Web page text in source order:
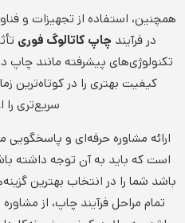
همچنین، استفاده از تجهیزات و
در فرآیندچاپ کاتالوگ فوری
تکنولوژی‌های پیشرفته مانند چاپ
کیفیت بهتری را در کوتاه‌ترین
سریع‌تری را
ارائه مشاوره حرفه‌ای و
است که باید به آن توجه داشته
باشد شما را در انتخاب بهترین
تمام مراحل فرآیند چاپ، از